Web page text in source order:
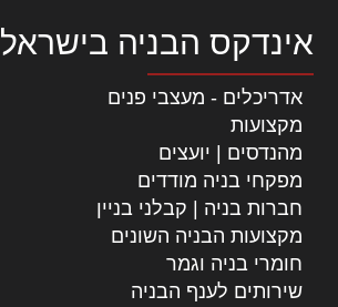
אינדקס הבניה בישראל
אדריכלים - מעצבי פנים
מקצועות
מהנדסים | יועצים
מפקחי בניה מודדים
חברות בניה | קבלני בניין
מקצועות הבניה השונים
חומרי בניה וגמר
שירותים לענף הבניה